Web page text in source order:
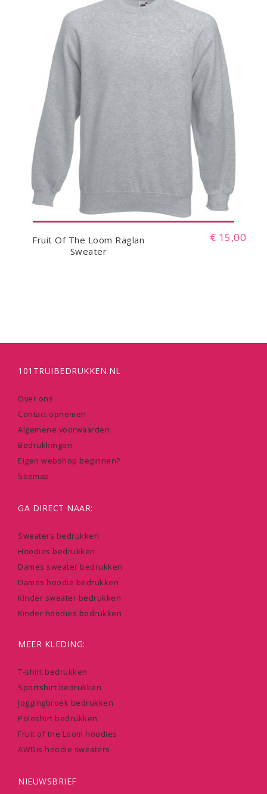
Fruit Of The Loom Raglan
Sweater
€ 15,00
101TRUIBEDRUKKEN.NL
Over ons
Contact opnemen
Algemene voorwaarden
Bedrukkingen
Eigen webshop beginnen?
Sitemap
GA DIRECT NAAR:
Sweaters bedrukken
Hoodies bedrukken
Dames sweater bedrukken
Dames hoodie bedrukken
Kinder sweater bedrukken
Kinder hoodies bedrukken
MEER KLEDING:
T-shirt bedrukken
Sportshirt bedrukken
Joggingbroek bedrukken
Poloshirt bedrukken
Fruit of the Loom hoodies
AWDis hoodie sweaters
NIEUWSBRIEF